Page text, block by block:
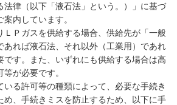
法律（以下「液石法」という。）」に基づ
内しています。
Ｐガスを供給する場合、供給先が「一般
あれば液石法、それ以外（工業用）であれ
です。また、いずれにも供給する場合は高
が必要です。
る許可等の種類によって、必要な手続き
め、手続きミスを防止するため、以下に手